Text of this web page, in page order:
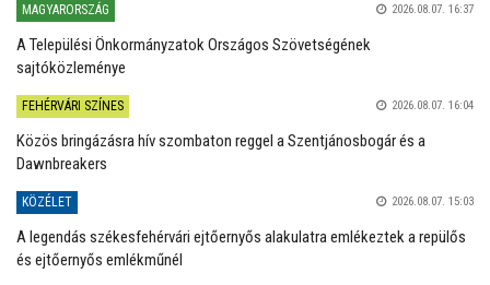
MAGYARORSZÁG 2026.08.07. 16:37
A Települési Önkormányzatok Országos Szövetségének
sajtóközleménye
FEHÉRVÁRI SZÍNES 2026.08.07. 16:04
Közös bringázásra hív szombaton reggel a Szentjánosbogár és a
Dawnbreakers
KÖZÉLET 2026.08.07. 15:03
A legendás székesfehérvári ejtőernyős alakulatra emlékeztek a repülős
és ejtőernyős emlékműnél